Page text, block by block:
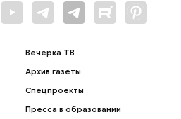
Вечерка ТВ
Архив газеты
Спецпроекты
Пресса в образовании